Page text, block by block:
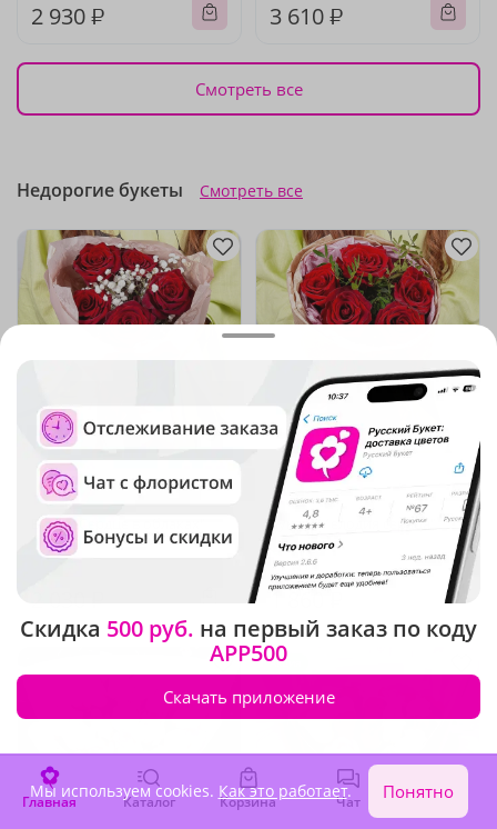
2 930 ₽ 3 610 ₽
Смотреть все
Недорогие букеты Смотреть все
5(861)
Букет "Сердце в облаках"
В наличии
(819)
Букет "Мелодия сердца"
В наличии
1 860 ₽
Акция
Главная Каталог Корзина Чат Войти
Скидка 500 руб. на первый заказ по коду
APP500
Скачать приложение
Мы используем cookies. Как это работает. Понятно